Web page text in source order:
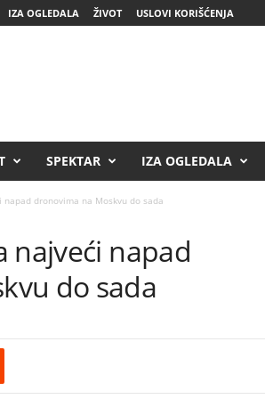
IZA OGLEDALA ŽIVOT USLOVI KORIŠĆENJA
SPEKTAR IZA OGLEDALA
dronovima na Moskvu do sada
najveći napad
do sada